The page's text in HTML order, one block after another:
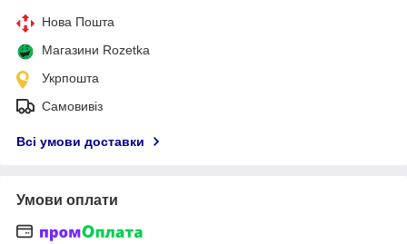
Нова Пошта
Магазини Rozetka
Укрпошта
Самовивіз
Всі умови доставки
Умови оплати